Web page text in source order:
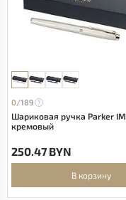
0/189
Шариковая ручка Parker IM -
кремовый
250.47 BYN
В корзину